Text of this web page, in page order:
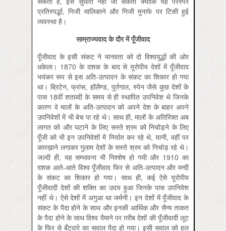
प्रतिस्पर्द्धा, निजी मालिकाने और निजी मुनाफे पर टिकी हुई
व्यवस्था है।
साम्राज्यवाद के दौर में पूँजीवाद
पूँजीवाद के इसी संकट ने मानवता को दो विश्वयुद्धों की ओर
धकेला। 1870 के दशक के बाद से यूरोपीय देशों में पूँजीवाद
भयंकर रूप से इस अति-उत्पादन के संकट का शिकार हो गया
था। ब्रिटेन, फ्रांस, हॉलैण्ड, पुर्तगाल, स्पेन जैसे कुछ देशों के
पास 18वीं शताब्दी के समय से ही स्थापित उपनिवेश थे जिनके
कारण वे मालों के अति-उत्पादन को अपने देश के बाहर अपने
उपनिवेशों में भी बेच पा रहे थे। साथ ही, मालों के अतिरिक्त अब
लागत को और घटाने के लिए सस्ते श्रम को निचोड़ने के लिए
पूँजी को भी इन उपनिवेशों में निर्यात कर रहे थे, यानी, वहीं पर
कारख़ाने लगाकर गुलाम देशों के सस्ते श्रम को निचोड़ रहे थे।
जल्दी ही, यह सम्भावना भी निश्शेष हो गयी और 1910 का
दशक आते-आते विश्व पूँजीवाद फिर से अति-उत्पादन और मन्दी
के संकट का शिकार हो गया। साथ ही, कई ऐसे यूरोपीय
पूँजीवादी देशों की शक्ति का उदय हुआ जिनके पास उपनिवेश
नहीं थे। ऐसे देशों में अगुआ था जर्मनी। इन देशों में पूँजीवाद के
संकट के पैदा होने के साथ और इनकी आर्थिक और सैन्य ताकत
के पैदा होने के साथ विश्व पैमाने पर ग़रीब देशों की पूँजीवादी लूट
के फिर से बँटवारे का सवाल पैदा हो गया। इसी सवाल को हल